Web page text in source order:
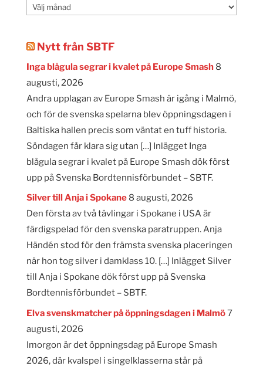
Månadsarkiv
Nytt från SBTF
Inga blågula segrar i kvalet på Europe Smash 8
augusti, 2026
Andra upplagan av Europe Smash är igång i Malmö,
och för de svenska spelarna blev öppningsdagen i
Baltiska hallen precis som väntat en tuff historia.
Söndagen får klara sig utan […] Inlägget Inga
blågula segrar i kvalet på Europe Smash dök först
upp på Svenska Bordtennisförbundet – SBTF.
Silver till Anja i Spokane 8 augusti, 2026
Den första av två tävlingar i Spokane i USA är
färdigspelad för den svenska paratruppen. Anja
Händén stod för den främsta svenska placeringen
när hon tog silver i damklass 10. […] Inlägget Silver
till Anja i Spokane dök först upp på Svenska
Bordtennisförbundet – SBTF.
Elva svenskmatcher på öppningsdagen i Malmö7
augusti, 2026
Imorgon är det öppningsdag på Europe Smash
2026, där kvalspel i singelklasserna står på